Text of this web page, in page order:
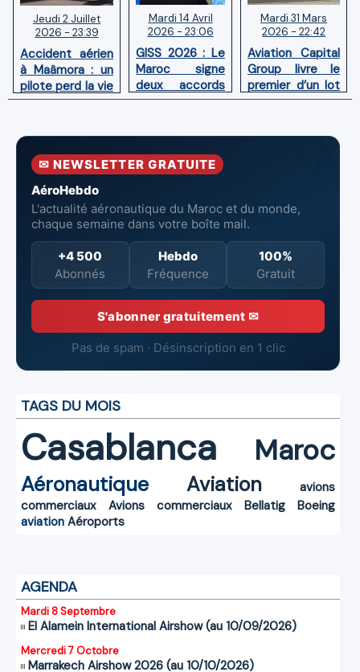
Jeudi 2 Juillet
2026 - 23:39
Accident aérien
à Maâmora : un
pilote perd la vie
en combat
incendie
Mardi 14 Avril
2026 - 23:06
GISS 2026 : Le
Maroc signe
deux accords
avec l'OACI
la surveillance
aériennes.
Mardi 31 Mars
2026 - 22:42
Aviation Capital
Group livre le
premier d’un lot
de six Boeing
neufs à Royal Air
✉ NEWSLETTER GRATUITE
AéroHebdo
L'actualité aéronautique du Maroc et du monde,
chaque semaine dans votre boîte mail.
+4 500
Abonnés
Hebdo
Fréquence
100%
Gratuit
S'abonner gratuitement ✉
Pas de spam · Désinscription en 1 clic
TAGS DU MOIS
Casablanca Maroc
Aéronautique Aviation
avions
commerciaux
Avions commerciaux Bellatig
Boeing
aviation Aéroports
AGENDA
Mardi 8 Septembre
El Alamein International Airshow (au 10/09/2026)
Mercredi 7 Octobre
Marrakech Airshow 2026 (au 10/10/2026)